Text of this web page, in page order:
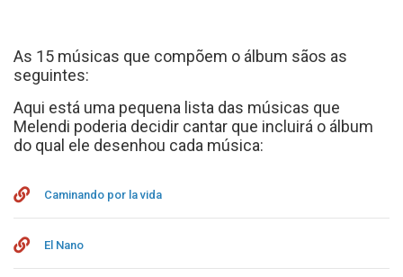
As 15 músicas que compõem o álbum sãos as
seguintes:
Aqui está uma pequena lista das músicas que
Melendi poderia decidir cantar que incluirá o álbum
do qual ele desenhou cada música:
Caminando por la vida
El Nano